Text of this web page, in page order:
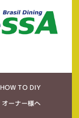
HOW TO DIY
オーナー様へ